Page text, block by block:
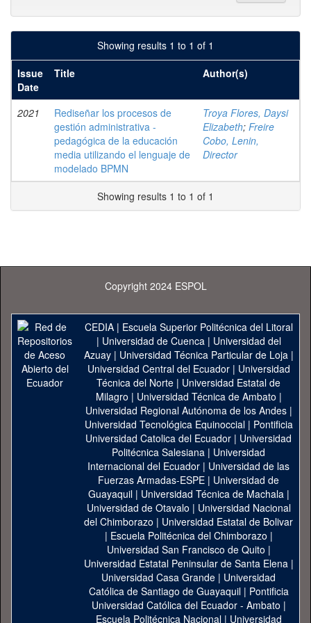
Showing results 1 to 1 of 1
Issue
Date
Title Author(s)
2021
Rediseñar los procesos de
gestión administrativa -
pedagógica de la educación
media utilizando el lenguaje de
modelado BPMN
Troya Flores, Daysi
Elizabeth; Freire
Cobo, Lenin,
Director
Showing results 1 to 1 of 1
Copyright 2024 ESPOL
CEDIA| Escuela Superior Politécnica del Litoral
| Universidad de Cuenca| Universidad del
Azuay| Universidad Técnica Particular de Loja|
Universidad Central del Ecuador| Universidad
Técnica del Norte | Universidad Estatal de
Milagro | Universidad Técnica de Ambato |
Universidad Regional Autónoma de los Andes|
Universidad Tecnológica Equinoccial| Pontificia
Universidad Catolica del Ecuador | Universidad
Politécnica Salesiana | Universidad
Internacional del Ecuador | Universidad de las
Fuerzas Armadas-ESPE | Universidad de
Guayaquil| Universidad Técnica de Machala|
Universidad de Otavalo | Universidad Nacional
del Chimborazo | Universidad Estatal de Bolivar
| Escuela Politécnica del Chimborazo |
Universidad San Francisco de Quito |
Universidad Estatal Peninsular de Santa Elena|
Universidad Casa Grande | Universidad
Católica de Santiago de Guayaquil| Pontificia
Universidad Católica del Ecuador - Ambato |
Escuela Politécnica Nacional| Universidad